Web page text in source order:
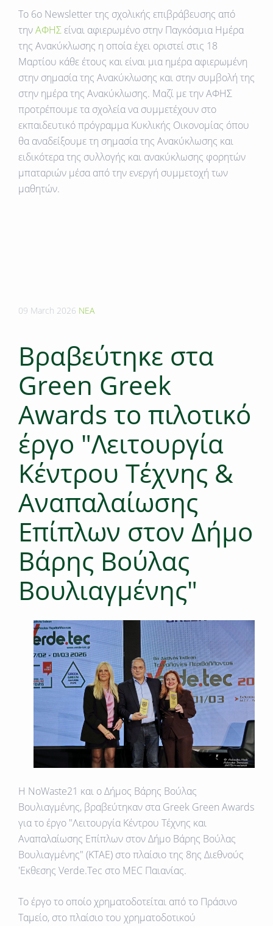
To 6o Newsletter της σχολικής επιβράβευσης από
τηνΑΦΗΣείναι αφιερωμένο στην Παγκόσμια Ημέρα
της Ανακύκλωσης η οποία έχει οριστεί στις 18
Μαρτίου κάθε έτους και είναι μια ημέρα αφιερωμένη
στην σημασία της Ανακύκλωσης και στην συμβολή της
στην ημέρα της Ανακύκλωσης. Μαζί με την ΑΦΗΣ
προτρέπουμε τα σχολεία να συμμετέχουν στο
εκπαιδευτικό πρόγραμμα Κυκλικής Οικονομίας όπου
θα αναδείξουμετη σημασίατης Ανακύκλωσης και
ειδικότερα της συλλογής και ανακύκλωσης φορητών
μπαταριών μέσα απότηνενεργή συμμετοχή των
μαθητών.
09 March 2026 ΝΕΑ
Βραβεύτηκε στα
Green Greek
Awards το πιλοτικό
έργο "Λειτουργία
Κέντρου Τέχνης &
Αναπαλαίωσης
Επίπλων στον Δήμο
Bάρης Βούλας
Βουλιαγμένης"
Η ΝοWaste21 και ο Δήμος Βάρης Βούλας
Βουλιαγμένης, βραβεύτηκαν στα Greek Green Awards
για το έργο "Λειτουργία Κέντρου Τέχνης και
Αναπαλαίωσης Επίπλων στον Δήμο Βάρης Βούλας
Βουλιαγμένης" (KTAE) στο πλαίσιο της 8ης Διεθνούς
'Εκθεσης Verde.Tec στο ΜΕC Παιανίας.
Το έργο το οποίο χρηματοδοτείται από το Πράσινο
Ταμείο, στο πλαίσιο του χρηματοδοτικού